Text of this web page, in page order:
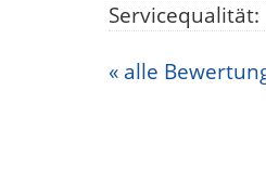
Servicequalität:
« alle